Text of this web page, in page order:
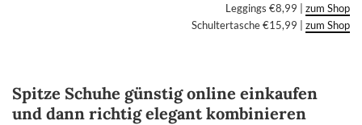
Leggings €8,99 | zum Shop
Schultertasche €15,99 | zum Shop
Spitze Schuhe günstig online einkaufen
und dann richtig elegant kombinieren